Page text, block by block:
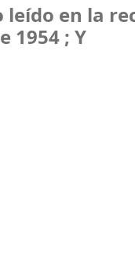
leído en la
1954 ; Y